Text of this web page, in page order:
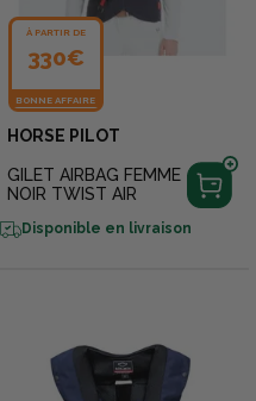
À PARTIR DE
330€
BONNE AFFAIRE
HORSE PILOT
GILET AIRBAG FEMME
NOIR TWIST AIR
Disponible en livraison